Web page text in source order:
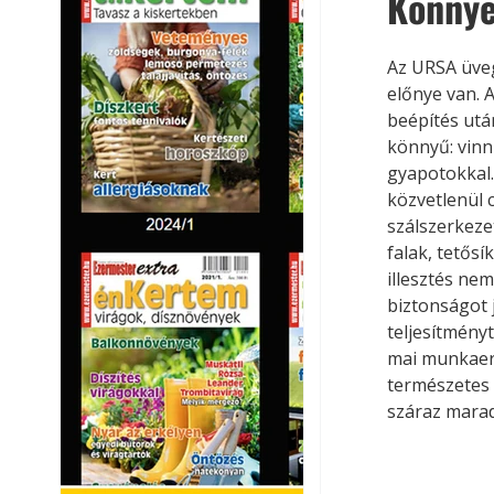
Az URSA
előnye van.
beépítés
könnyű:
közvetlenül
falak,
illesztés
biztonságot
mai
száraz